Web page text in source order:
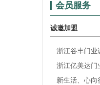
会员服务
诚邀加盟
浙江谷丰门业
浙江亿美达门
新生活、心